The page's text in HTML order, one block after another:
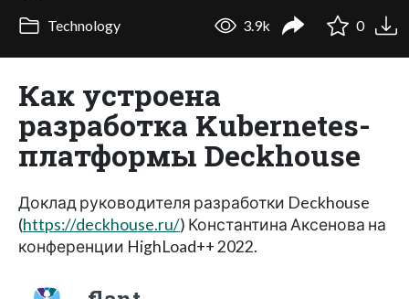
Technology 3.9k 0
Как устроена
разработка Kubernetes-
платформы Deckhouse
Доклад руководителя разработки Deckhouse
(https://deckhouse.ru/) Константина Аксенова на
конференции HighLoad++ 2022.